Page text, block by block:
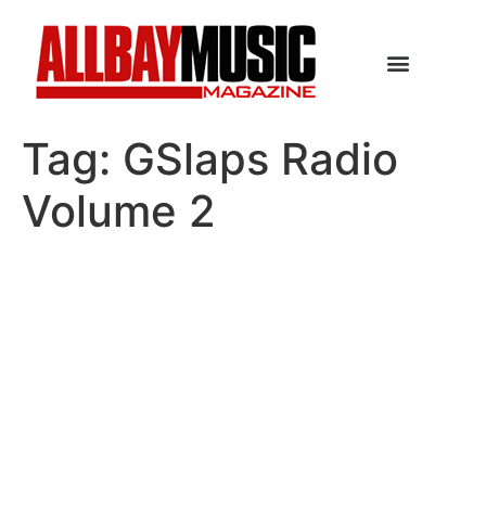
Tag: GSlaps Radio
Volume 2